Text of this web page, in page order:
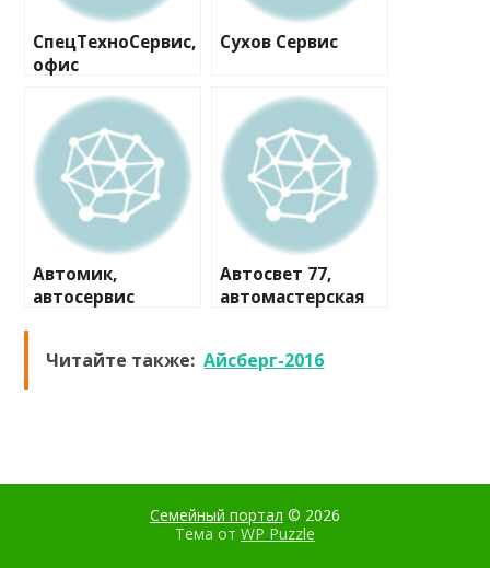
СпецТехноСервис,
офис
Сухов Сервис
Автомик,
автосервис
Автосвет 77,
автомастерская
Читайте также: Айсберг-2016
Семейный портал © 2026
Тема от WP Puzzle